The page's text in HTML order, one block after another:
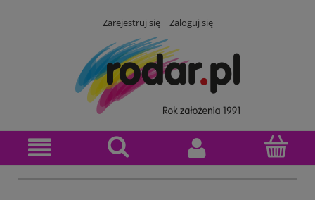
Zarejestruj się Zaloguj się